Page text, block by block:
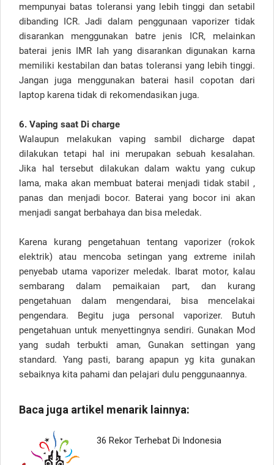
mempunyai batas toleransi yang lebih tinggi dan setabil
dibanding ICR. Jadi dalam penggunaan vaporizer tidak
disarankan menggunakan batre jenis ICR, melainkan
baterai jenis IMR lah yang disarankan digunakan karna
memiliki kestabilan dan batas toleransi yang lebih tinggi.
Jangan juga menggunakan baterai hasil copotan dari
laptop karena tidak di rekomendasikan juga.
6. Vaping saat Di charge
Walaupun melakukan vaping sambil dicharge dapat
dilakukan tetapi hal ini merupakan sebuah kesalahan.
Jika hal tersebut dilakukan dalam waktu yang cukup
lama, maka akan membuat baterai menjadi tidak stabil ,
panas dan menjadi bocor. Baterai yang bocor ini akan
menjadi sangat berbahaya dan bisa meledak.
Karena kurang pengetahuan tentang vaporizer (rokok
elektrik) atau mencoba setingan yang extreme inilah
penyebab utama vaporizer meledak. Ibarat motor, kalau
sembarang dalam pemaikaian part, dan kurang
pengetahuan dalam mengendarai, bisa mencelakai
pengendara. Begitu juga personal vaporizer. Butuh
pengetahuan untuk menyettingnya sendiri. Gunakan Mod
yang sudah terbukti aman, Gunakan settingan yang
standard. Yang pasti, barang apapun yg kita gunakan
sebaiknya kita pahami dan pelajari dulu penggunaannya.